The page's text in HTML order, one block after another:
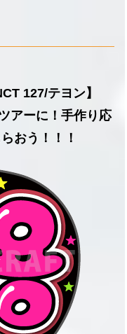
127/テヨン】
アーに！手作り応
おう！！！